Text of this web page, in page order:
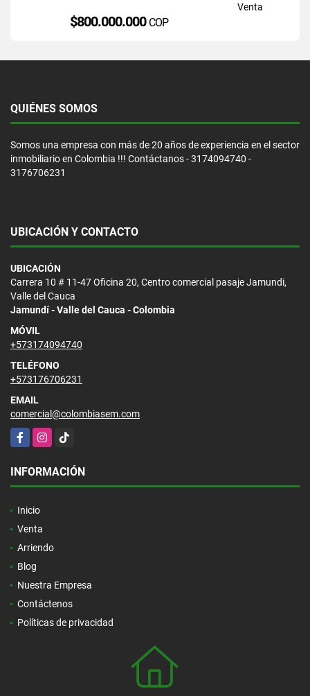
Venta
$800.000.000 COP
QUIÉNES SOMOS
Somos una empresa con más de 20 años de experiencia en el sector
inmobiliario en Colombia !!! Contáctanos - 3174094740 -
3176706231
UBICACIÓN Y CONTACTO
UBICACIÓN
Carrera 10 # 11-47 Oficina 20, Centro comercial pasaje Jamundi,
Valle del Cauca
Jamundí - Valle del Cauca - Colombia
MÓVIL
+573174094740
TELÉFONO
+573176706231
EMAIL
comercial@colombiasem.com
FacebookInstagram
TikTok
INFORMACIÓN
Inicio
Venta
Arriendo
Blog
Nuestra Empresa
Contáctenos
Políticas de privacidad